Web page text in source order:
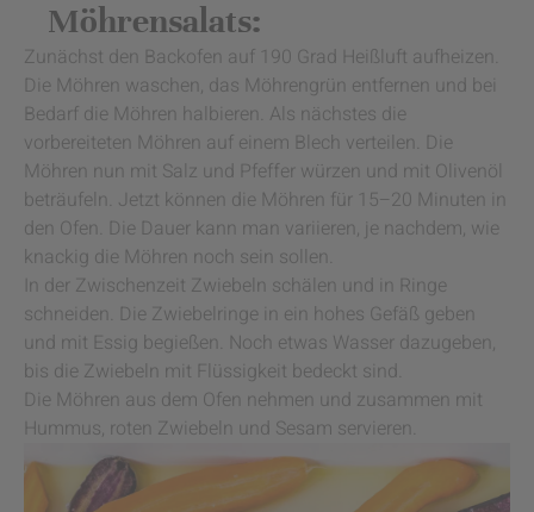
Möhrensalats:
Zunächst den Backofen auf 190 Grad Heißluft aufheizen.
Die Möhren waschen, das Möhrengrün entfernen und bei
Bedarf die Möhren halbieren. Als nächstes die
vorbereiteten Möhren auf einem Blech verteilen. Die
Möhren nun mit Salz und Pfeffer würzen und mit Olivenöl
beträufeln. Jetzt können die Möhren für 15–20 Minuten in
den Ofen. Die Dauer kann man variieren, je nachdem, wie
knackig die Möhren noch sein sollen.
In der Zwischenzeit Zwiebeln schälen und in Ringe
schneiden. Die Zwiebelringe in ein hohes Gefäß geben
und mit Essig begießen. Noch etwas Wasser dazugeben,
bis die Zwiebeln mit Flüssigkeit bedeckt sind.
Die Möhren aus dem Ofen nehmen und zusammen mit
Hummus, roten Zwiebeln und Sesam servieren.